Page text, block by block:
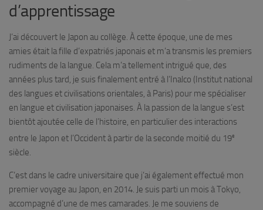
d’apprentissage
J’ai découvert le Japon au collège. À cette époque, une de mes
amies était la fille d’expatriés japonais et m’a transmis les premiers
rudiments de la langue. Cela m’a tellement intrigué que, des
années plus tard, je suis finalement entré à l’Inalco (Institut national
des langues et civilisations orientales, à Paris) pour me spécialiser
en langue et civilisation japonaises. À la passion de la langue s’est
bientôt ajoutée celle de l’histoire, en particulier des interactions
entre le Japon et l’Occident à partir de la seconde moitié du 19e
siècle.
C’est dans le cadre universitaire que j’ai également effectué mon
premier voyage au Japon, en 2014. Je suis parti un mois à Tokyo,
accompagné d’une de mes camarades. Je me souviens de